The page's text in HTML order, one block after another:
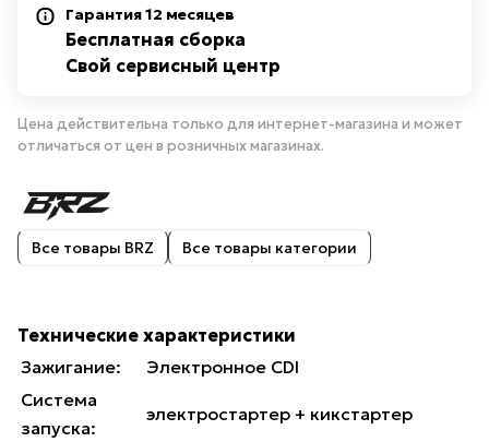
Гарантия 12 месяцев
Бесплатная сборка
Свой сервисный центр
Цена действительна только для интернет-магазина и может
отличаться от цен в розничных магазинах.
Все товары BRZ Все товары категории
Технические характеристики
Зажигание:
Электронное CDI
Система
запуска:
электростартер + кикстартер